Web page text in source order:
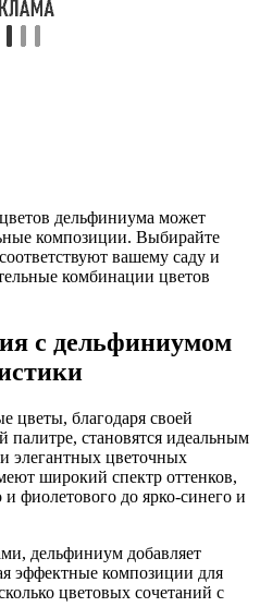
дельфиниума может
композиции. Выбирайте
вашему саду и
комбинации цветов
с дельфиниумом
цветы, благодаря своей
палитре, становятся идеальным
элегантных цветочных
широкий спектр оттенков,
фиолетового до ярко-синего и
дельфиниум добавляет
эффектные композиции для
цветовых сочетаний с